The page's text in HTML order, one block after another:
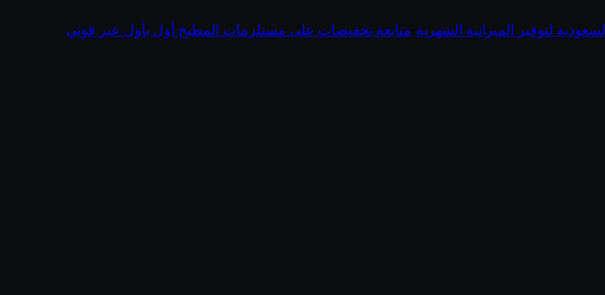
لتوفير الميزانية الشهرية متابعة تخفيضات على مستلزمات المطبخ أول بأول عبر قوتي